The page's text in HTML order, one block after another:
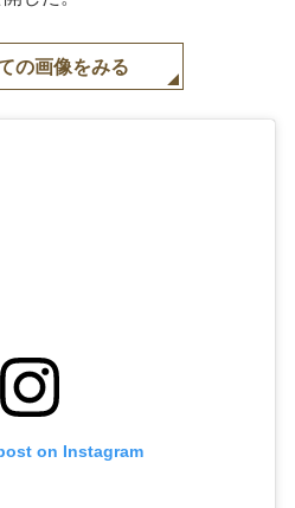
の画像をみる
on Instagram